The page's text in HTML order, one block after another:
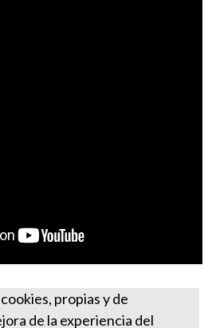
propias y de
de la experiencia del